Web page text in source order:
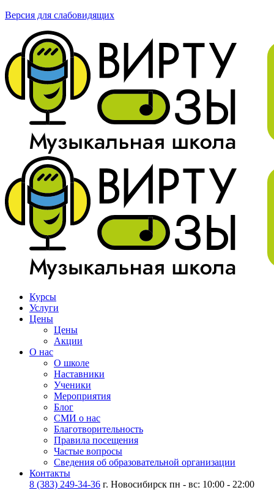
Версия для слабовидящих
Курсы
Услуги
Цены
Цены
Акции
О нас
О школе
Наставники
Ученики
Мероприятия
Блог
СМИ о нас
Благотворительность
Правила посещения
Частые вопросы
Сведения об образовательной организации
Контакты
8 (383) 249-34-36 г. Новосибирск пн - вс: 10:00 - 22:00